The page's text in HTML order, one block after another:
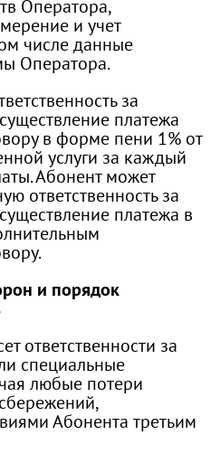
Оператора,
и учет
числе данные
Оператора.
за
платежа
в форме пени 1% от
услуги за каждый
Абонент может
ответственность за
платежа в
и порядок
ответственности за
специальные
любые потери
Абонента третьим